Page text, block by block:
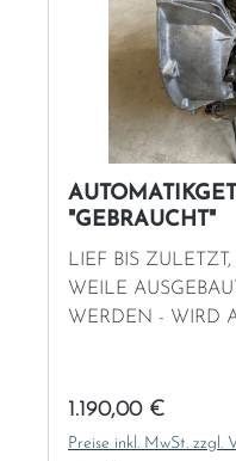
"GEBRAUCHT"
LIEF BIS
WEILE
WERDEN - WIRD
Regulärer Preis:
1.190,00 €
Preise inkl. MwSt. zzgl.